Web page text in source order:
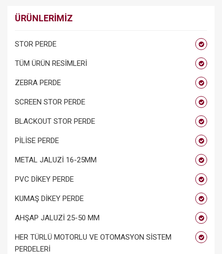
ÜRÜNLERİMİZ
STOR PERDE
TÜM ÜRÜN RESİMLERİ
ZEBRA PERDE
SCREEN STOR PERDE
BLACKOUT STOR PERDE
PİLİSE PERDE
METAL JALUZİ 16-25MM
PVC DİKEY PERDE
KUMAŞ DİKEY PERDE
AHŞAP JALUZİ 25-50 MM
HER TÜRLÜ MOTORLU VE OTOMASYON SİSTEM
PERDELERİ